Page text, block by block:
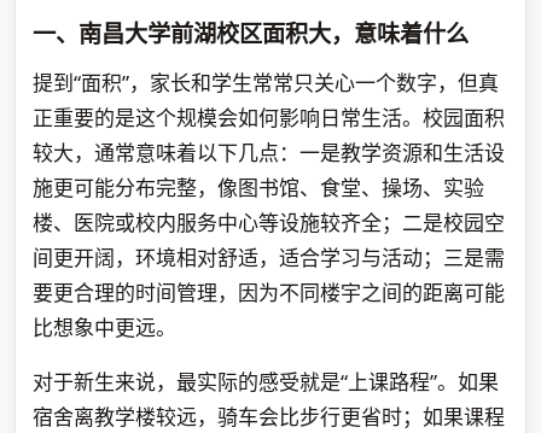
一、南昌大学前湖校区面积大，意味着什么
提到“面积”，家长和学生常常只关心一个数字，但真
正重要的是这个规模会如何影响日常生活。校园面积
较大，通常意味着以下几点：一是教学资源和生活设
施更可能分布完整，像图书馆、食堂、操场、实验
楼、医院或校内服务中心等设施较齐全；二是校园空
间更开阔，环境相对舒适，适合学习与活动；三是需
要更合理的时间管理，因为不同楼宇之间的距离可能
比想象中更远。
对于新生来说，最实际的感受就是“上课路程”。如果
宿舍离教学楼较远，骑车会比步行更省时；如果课程